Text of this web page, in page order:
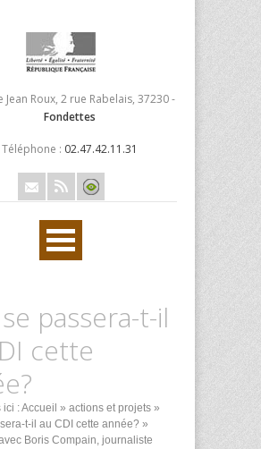
Jean Roux, 2 rue Rabelais, 37230 -
Fondettes
Téléphone : 02.47.42.11.31
passera-t-il
cette
ici :Accueil » actions et projets »
t-il au CDI cette année? »
Boris Compain, journaliste